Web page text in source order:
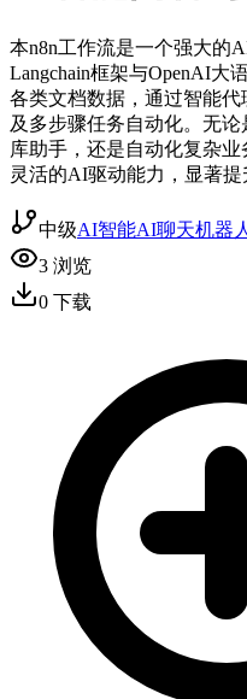
本n8n工作流是一个强大的
Langchain框架与OpenAI大
各类文档数据，通过智能
及多步骤任务自动化。无
库助手，还是自动化复杂业
灵活的AI驱动能力，显著提
中级AI智能AI聊天机器人
3 浏览
0 下载